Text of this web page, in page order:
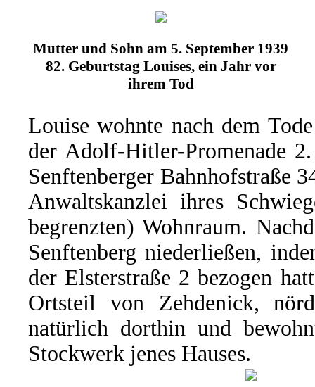
Mutter und Sohn am 5. September 1939
82. Geburtstag Louises, ein Jahr vor
ihrem Tod
Louise wohnte nach dem
der Adolf-Hitler-Promenade
Senftenberger Bahnhofstraße
Anwaltskanzlei ihres
begrenzten) Wohnraum.
Senftenberg niederließen,
der Elsterstraße 2 bezogen
Ortsteil von Zehdenick,
natürlich dorthin und
Stockwerk jenes Hauses.